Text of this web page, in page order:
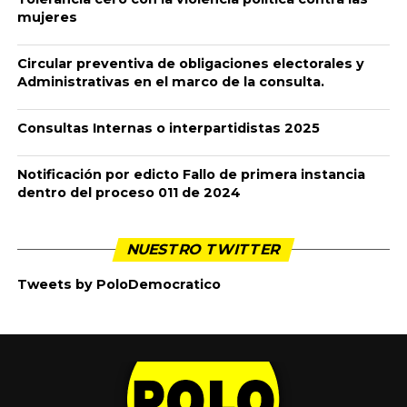
VICEPRESIDENTE DEL SENADO RECHAZO LOS ACTOS
CALI.